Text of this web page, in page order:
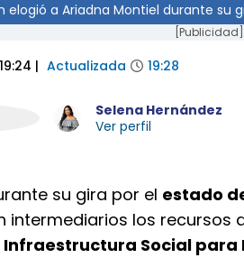
elogió a Ariadna Montiel durante su
[Publicidad]
19:24 | Actualizada 19:28
Selena Hernández
Ver perfil
su gira por el estado
intermediarios los recursos
Infraestructura Social para